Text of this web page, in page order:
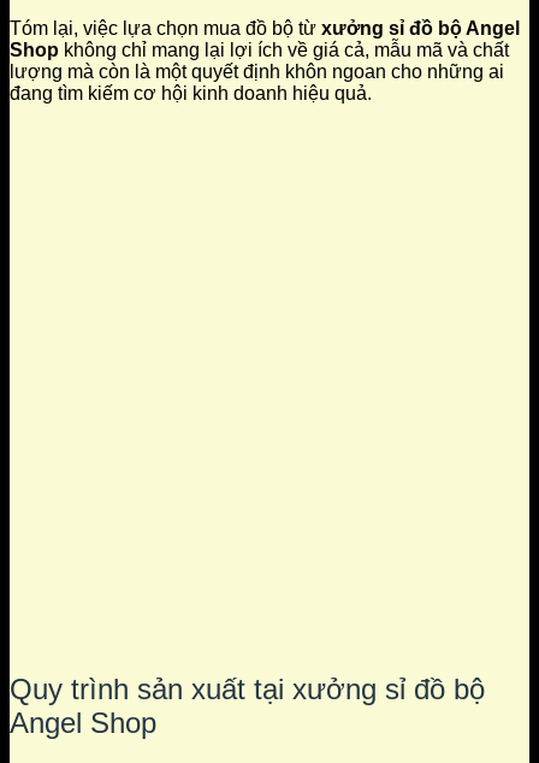
Tóm lại, việc lựa chọn mua đồ bộ từ xưởng sỉ đồ bộ Angel
Shop không chỉ mang lại lợi ích về giá cả, mẫu mã và chất
lượng mà còn là một quyết định khôn ngoan cho những ai
đang tìm kiếm cơ hội kinh doanh hiệu quả.
Quy trình sản xuất tại xưởng sỉ đồ bộ
Angel Shop